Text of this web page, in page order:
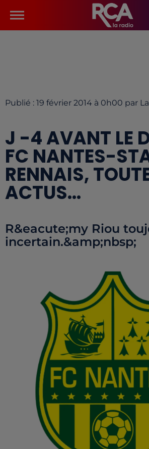
Publié : 19 février 2014 à 0h00 par
J -4 AVANT LE
FC NANTES-
RENNAIS,
ACTUS...
R&eacute;my Riou
incertain.&amp;nbsp;